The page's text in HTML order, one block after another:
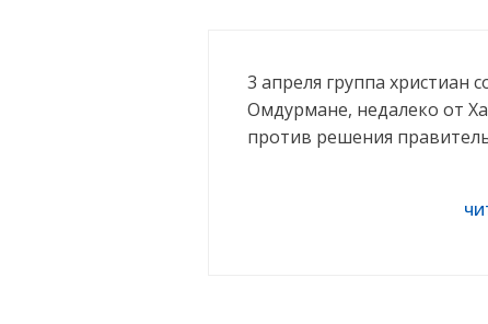
3 апреля группа христиан
Омдурмане, недалеко от
против решения